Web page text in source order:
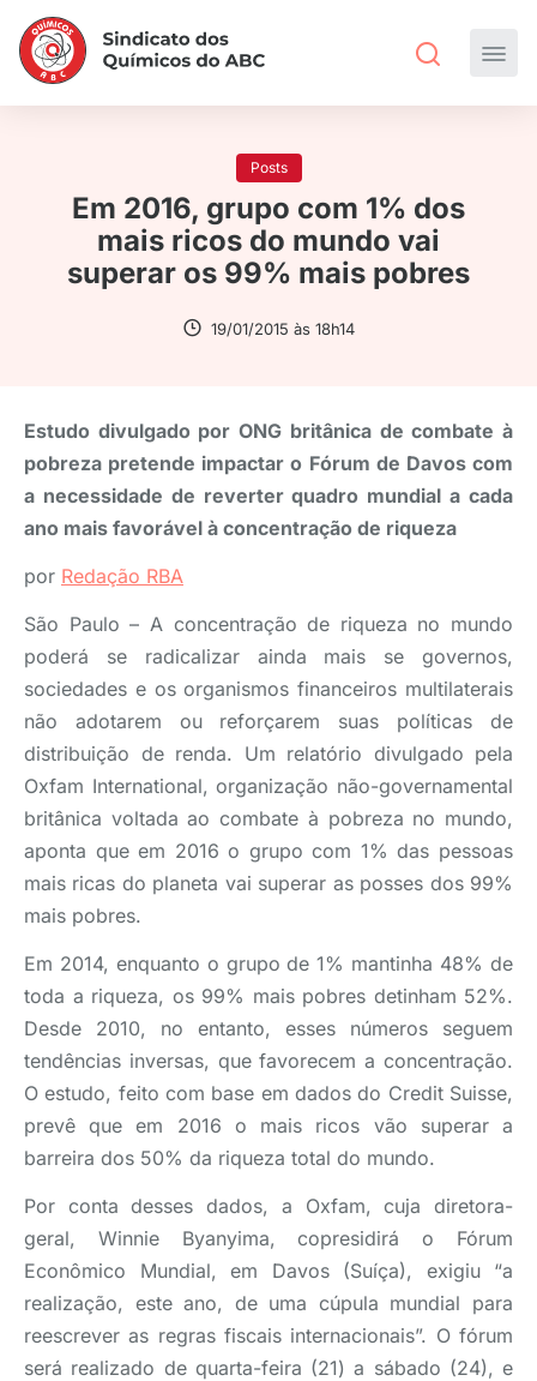
Posts
Em 2016, grupo com 1% dos
mais ricos do mundo vai
superar os 99% mais pobres
19/01/2015 às 18h14
Estudo divulgado por ONG britânica de combate à
pobreza pretende impactar o Fórum de Davos com
a necessidade de reverter quadro mundial a cada
ano mais favorável à concentração de riqueza
por Redação RBA
São Paulo – A concentração de riqueza no mundo
poderá se radicalizar ainda mais se governos,
sociedades e os organismos financeiros multilaterais
não adotarem ou reforçarem suas políticas de
distribuição de renda. Um relatório divulgado pela
Oxfam International, organização não-governamental
britânica voltada ao combate à pobreza no mundo,
aponta que em 2016 o grupo com 1% das pessoas
mais ricas do planeta vai superar as posses dos 99%
mais pobres.
Em 2014, enquanto o grupo de 1% mantinha 48% de
toda a riqueza, os 99% mais pobres detinham 52%.
Desde 2010, no entanto, esses números seguem
tendências inversas, que favorecem a concentração.
O estudo, feito com base em dados do Credit Suisse,
prevê que em 2016 o mais ricos vão superar a
barreira dos 50% da riqueza total do mundo.
Por conta desses dados, a Oxfam, cuja diretora-
geral, Winnie Byanyima, copresidirá o Fórum
Econômico Mundial, em Davos (Suíça), exigiu “a
realização, este ano, de uma cúpula mundial para
reescrever as regras fiscais internacionais”. O fórum
será realizado de quarta-feira (21) a sábado (24), e